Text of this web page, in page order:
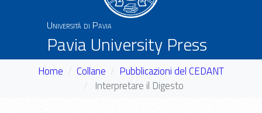
Università di Pavia
Pavia University Press
Home Collane
Pubblicazioni del CEDANT
Interpretare il Digesto